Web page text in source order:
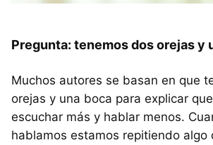
Pregunta: tenemos dos orejas y
Muchos autores se basan en que
orejas y una boca para explicar
escuchar más y hablar menos.
hablamos estamos repitiendo algo